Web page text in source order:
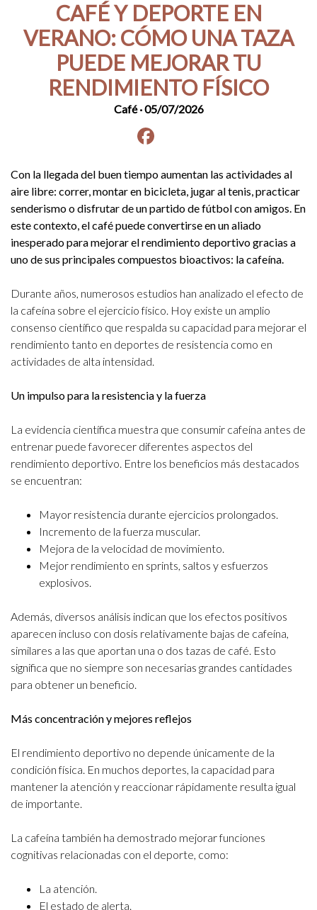
CAFÉ Y DEPORTE EN
VERANO: CÓMO UNA TAZA
PUEDE MEJORAR TU
RENDIMIENTO FÍSICO
Café· 05/07/2026
Con la llegada del buen tiempo aumentan las actividades al
aire libre: correr, montar en bicicleta, jugar al tenis, practicar
senderismo o disfrutar de un partido de fútbol con amigos. En
este contexto, el café puede convertirse en un aliado
inesperado para mejorar el rendimiento deportivo gracias a
uno de sus principales compuestos bioactivos: la cafeína.
Durante años, numerosos estudios han analizado el efecto de
la cafeína sobre el ejercicio físico. Hoy existe un amplio
consenso científico que respalda su capacidad para mejorar el
rendimiento tanto en deportes de resistencia como en
actividades de alta intensidad.
Un impulso para la resistencia y la fuerza
La evidencia científica muestra que consumir cafeína antes de
entrenar puede favorecer diferentes aspectos del
rendimiento deportivo. Entre los beneficios más destacados
se encuentran:
Mayor resistencia durante ejercicios prolongados.
Incremento de la fuerza muscular.
Mejora de la velocidad de movimiento.
Mejor rendimiento en sprints, saltos y esfuerzos
explosivos.
Además, diversos análisis indican que los efectos positivos
aparecen incluso con dosis relativamente bajas de cafeína,
similares a las que aportan una o dos tazas de café. Esto
significa que no siempre son necesarias grandes cantidades
para obtener un beneficio.
Más concentración y mejores reflejos
El rendimiento deportivo no depende únicamente de la
condición física. En muchos deportes, la capacidad para
mantener la atención y reaccionar rápidamente resulta igual
de importante.
La cafeína también ha demostrado mejorar funciones
cognitivas relacionadas con el deporte, como:
La atención.
El estado de alerta.